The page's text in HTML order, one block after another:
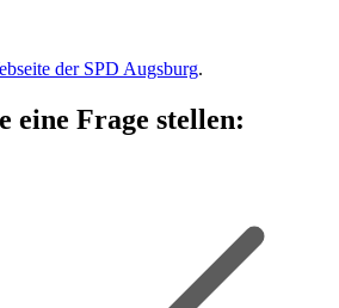
der SPD Augsburg.
eine Frage stellen: